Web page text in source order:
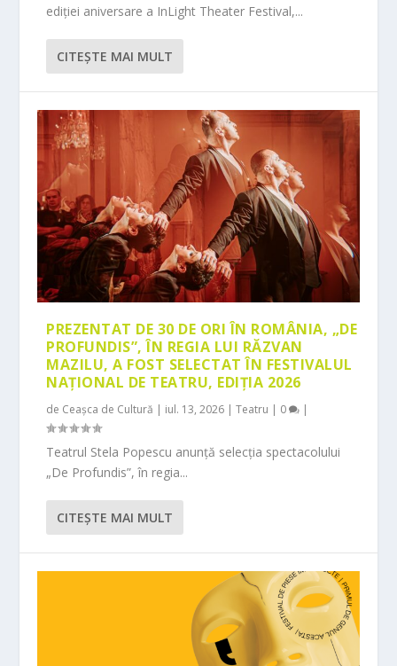
ediției aniversare a InLight Theater Festival,...
CITEŞTE MAI MULT
PREZENTAT DE 30 DE ORI ÎN ROMÂNIA, „DE
PROFUNDIS”, ÎN REGIA LUI RĂZVAN
MAZILU, A FOST SELECTAT ÎN FESTIVALUL
NAȚIONAL DE TEATRU, EDIȚIA 2026
de Ceașca de Cultură | iul. 13, 2026 |Teatru | 0 |
Teatrul Stela Popescu anunță selecția spectacolului
„De Profundis”, în regia...
CITEŞTE MAI MULT